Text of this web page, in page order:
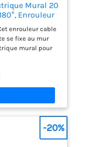
Mural 20
Enrouleur
Pour
Automatique
Surchauffe
Cet enrouleur cable
se fixe au mur
mural pour
pratique au
MAXIMAL : Grâce à
mécanisme d
se rétracte sans
automatique
mouvements et
GÉREZ MIEUX
-20%